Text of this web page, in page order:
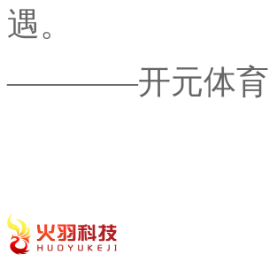
遇。
————开元体育